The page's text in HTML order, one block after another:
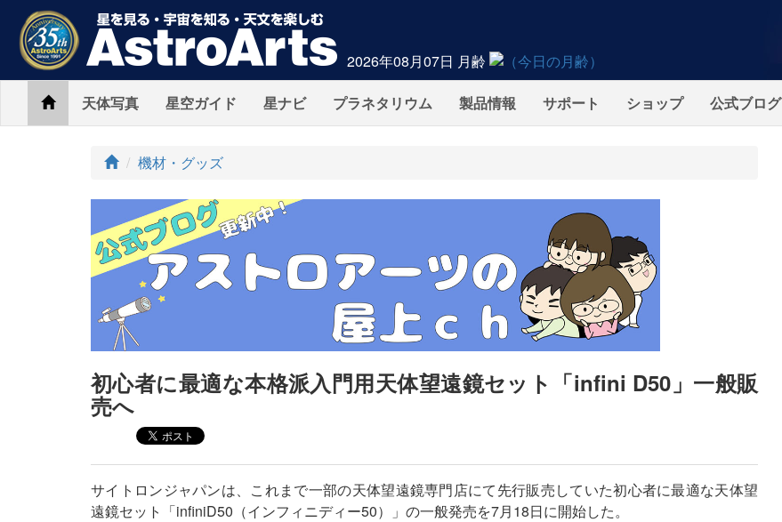
2026年08月07日 月齢
Home天体写真 星空ガイド 星ナビ プラネタリウム 製品情報 サポート ショップ 公式ブログ
ト
プ
機材・グッズ
初心者に最適な本格派入門用天体望遠鏡セット「infini D50」一般販
売へ
サイトロンジャパンは、これまで一部の天体望遠鏡専門店にて先行販売していた初心者に最適な天体望
遠鏡セット「infiniD50（インフィニディー50）」の一般発売を7月18日に開始した。